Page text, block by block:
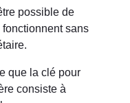
possible de
sans
que la clé pour
consiste à